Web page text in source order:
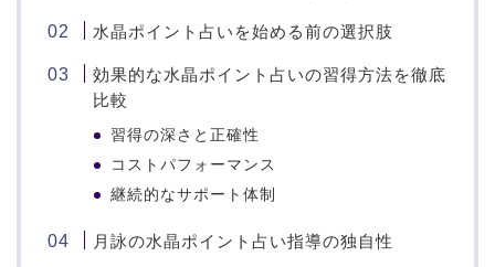
水晶ポイント占いを始める前の選択肢
効果的な水晶ポイント占いの習得方法を徹底
比較
習得の深さと正確性
コストパフォーマンス
継続的なサポート体制
月詠の水晶ポイント占い指導の独自性